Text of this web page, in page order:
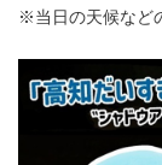
※当日の天候など